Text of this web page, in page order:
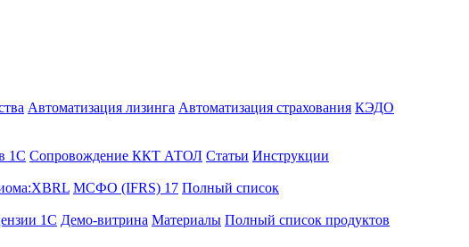
Автоматизация лизинга Автоматизация страхования КЭДО
1С Сопровождение ККТ АТОЛ Статьи Инструкции
МСФО (IFRS) 17 Полный список
1C Демо-витрина Материалы Полный список продуктов